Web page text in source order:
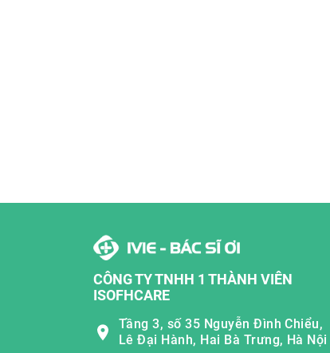
CÔNG TY TNHH 1 THÀNH VIÊN
ISOFHCARE
Tầng 3, số 35 Nguyễn Đình Chiểu,
Lê Đại Hành, Hai Bà Trưng, Hà Nội